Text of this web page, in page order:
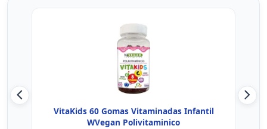
VitaKids 60 Gomas Vitaminadas Infantil
WVegan Polivitaminico